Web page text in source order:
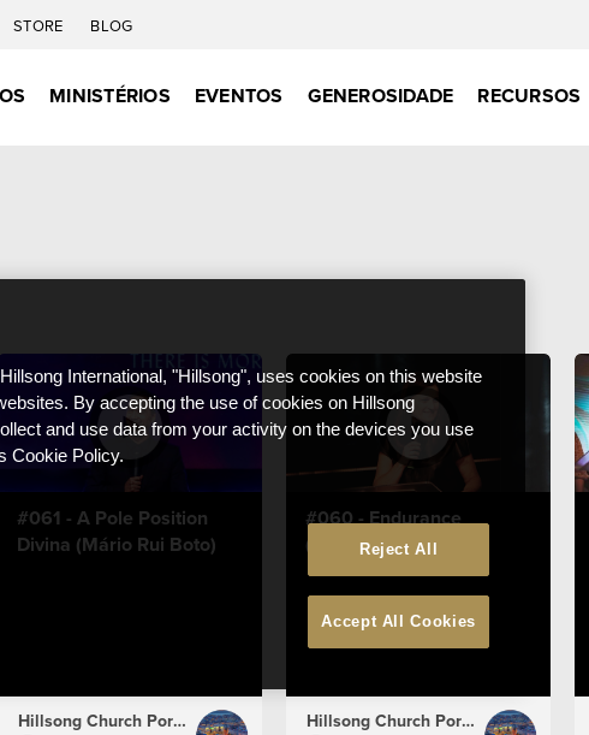
STORE BLOG
MINISTÉRIOS EVENTOS GENEROSIDADE RECURSOS
#061 - A Pole Position
Divina (Mário Rui Boto)
Hillsong Church Portugal
#060 - Endurance
(Cidália Pardelha)
Hillsong Church Portugal
International, "Hillsong", uses cookies on this website
By accepting the use of cookies on Hillsong
and use data from your activity on the devices you use
Cookie Policy.
Reject All
Accept All Cookies